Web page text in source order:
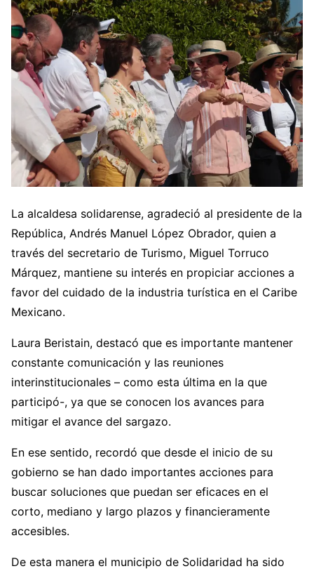
La alcaldesa solidarense, agradeció al presidente de la
República, Andrés Manuel López Obrador, quien a
través del secretario de Turismo, Miguel Torruco
Márquez, mantiene su interés en propiciar acciones a
favor del cuidado de la industria turística en el Caribe
Mexicano.
Laura Beristain, destacó que es importante mantener
constante comunicación y las reuniones
interinstitucionales – como esta última en la que
participó-, ya que se conocen los avances para
mitigar el avance del sargazo.
En ese sentido, recordó que desde el inicio de su
gobierno se han dado importantes acciones para
buscar soluciones que puedan ser eficaces en el
corto, mediano y largo plazos y financieramente
accesibles.
De esta manera el municipio de Solidaridad ha sido